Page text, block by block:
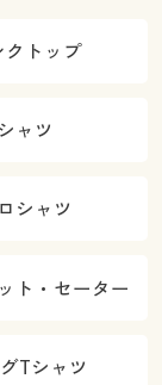
クトップ
シャツ
シャツ
ト・セーター
Tシャツ